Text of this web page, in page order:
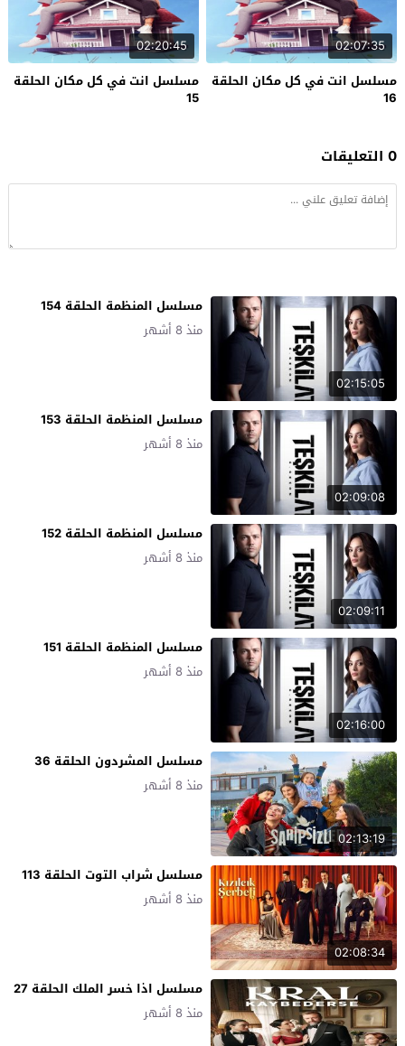
02:07:35
مسلسل انت في كل مكان الحلقة
16
02:20:45
مسلسل انت في كل مكان الحلقة
15
0 التعليقات
02:15:05
مسلسل المنظمة الحلقة 154
منذ 8 أشهر
02:09:08
مسلسل المنظمة الحلقة 153
منذ 8 أشهر
02:09:11
مسلسل المنظمة الحلقة 152
منذ 8 أشهر
02:16:00
مسلسل المنظمة الحلقة 151
منذ 8 أشهر
02:13:19
مسلسل المشردون الحلقة 36
منذ 8 أشهر
02:08:34
مسلسل شراب التوت الحلقة 113
منذ 8 أشهر
مسلسل اذا خسر الملك الحلقة 27
منذ 8 أشهر